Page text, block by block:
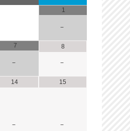
1
−
7
−
8
−
14
−
15
−